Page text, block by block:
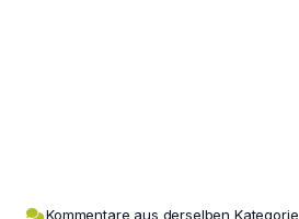
Kommentare aus derselben Kategorie